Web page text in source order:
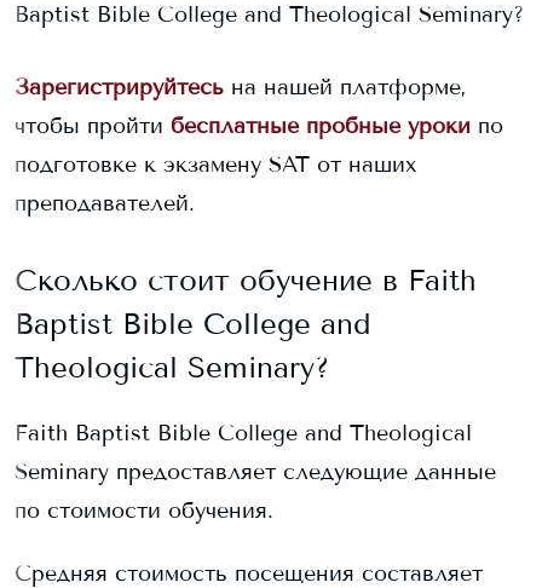
Baptist Bible College and Theological Seminary?
Зарегистрируйтесь на нашей платформе,
чтобы пройти бесплатные пробные уроки по
подготовке к экзамену SAT от наших
преподавателей.
Сколько стоит обучение в Faith
Baptist Bible College and
Theological Seminary?
Faith Baptist Bible College and Theological
Seminary предоставляет следующие данные
по стоимости обучения.
Средняя стоимость посещения составляет